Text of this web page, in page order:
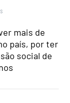
mais de
país, por ter
social de